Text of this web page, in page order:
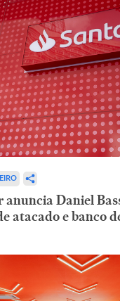
anuncia Daniel
atacado e banco